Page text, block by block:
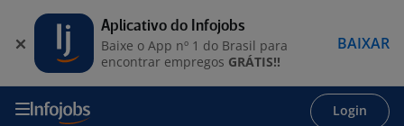
Login
Aplicativo do Infojobs
Baixe o App nº 1 do Brasil para
encontrar empregos GRÁTIS!!
BAIXAR